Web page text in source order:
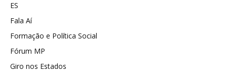
ES
Fala Aí
Formação e Política Social
Fórum MP
Giro nos Estados